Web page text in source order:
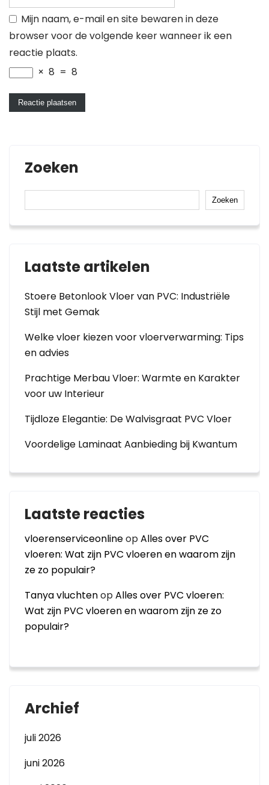
Mijn naam, e-mail en site bewaren in deze
browser voor de volgende keer wanneer ik een
reactie plaats.
× 8 = 8
Zoeken
Zoeken
Laatste artikelen
Stoere Betonlook Vloer van PVC: Industriële
Stijl met Gemak
Welke vloer kiezen voor vloerverwarming: Tips
en advies
Prachtige Merbau Vloer: Warmte en Karakter
voor uw Interieur
Tijdloze Elegantie: De Walvisgraat PVC Vloer
Voordelige Laminaat Aanbieding bij Kwantum
Laatste reacties
vloerenserviceonlineopAlles over PVC
vloeren: Wat zijn PVC vloeren en waarom zijn
ze zo populair?
Tanya vluchtenopAlles over PVC vloeren:
Wat zijn PVC vloeren en waarom zijn ze zo
populair?
Archief
juli 2026
juni 2026